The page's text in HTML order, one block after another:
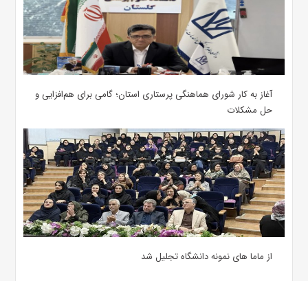
آغاز به کار شورای هماهنگی پرستاری استان؛ گامی برای هم‌افزایی و
حل مشکلات
از ماما های نمونه دانشگاه تجلیل شد